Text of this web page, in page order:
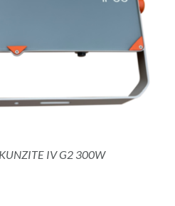
IV G2 300W